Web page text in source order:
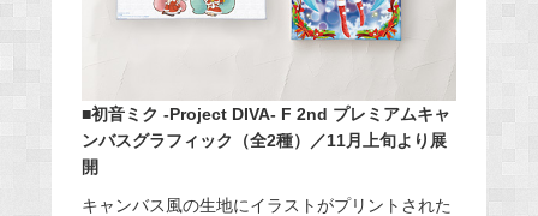
■初音ミク -Project DIVA- F 2nd プレミアムキャ
ンバスグラフィック（全2種）／11月上旬より展
開
キャンバス風の生地にイラストがプリントされた